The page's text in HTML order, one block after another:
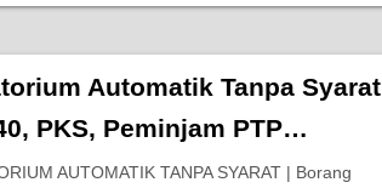
Automatik Tanpa Syarat
PKS, Peminjam PTP…
AUTOMATIK TANPA SYARAT | Borang